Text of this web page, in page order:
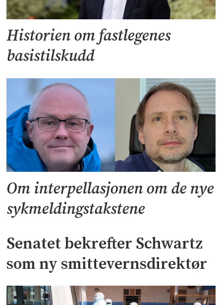
Historien om fastlegenes
basistilskudd
Om interpellasjonen om de nye
sykmeldingstakstene
Senatet bekrefter Schwartz
som ny smittevernsdirektør